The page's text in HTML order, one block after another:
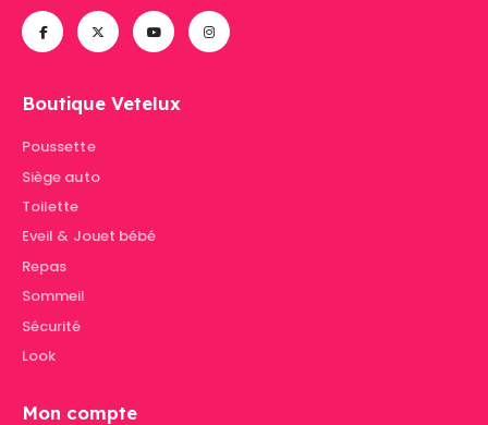
Boutique Vetelux
Poussette
Siège auto
Toilette
Eveil & Jouet bébé
Repas
Sommeil
Sécurité
Look
Mon compte